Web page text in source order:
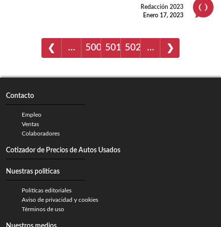
Redacción 2023
Enero 17, 2023
❮ … 500 501 502 … ❯
Contacto
Empleo
Ventas
Colaboradores
Cotizador de Precios de Autos Usados
Nuestras politicas
Políticas editoriales
Aviso de privacidad y cookies
Términos de uso